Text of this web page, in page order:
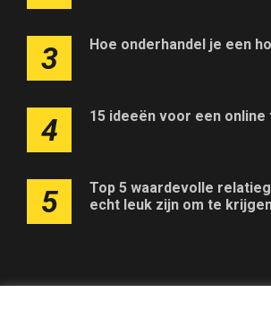
3 Hoe onderhandel je een
4 15 ideeën voor een online
5
Top 5 waardevolle
echt leuk zijn om te